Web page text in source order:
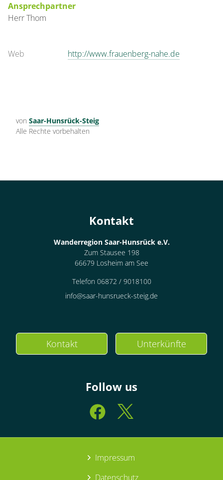
Ansprechpartner
HerrThom
Web http://www.frauenberg-nahe.de
von Saar-Hunsrück-Steig
Alle Rechte vorbehalten
Kontakt
Wanderregion Saar-Hunsrück e.V.
Zum Stausee 198
66679 Losheim am See
Telefon 06872 / 9018100
info@saar-hunsrueck-steig.de
Kontakt Unterkünfte
Follow us
Impressum
Datenschutz